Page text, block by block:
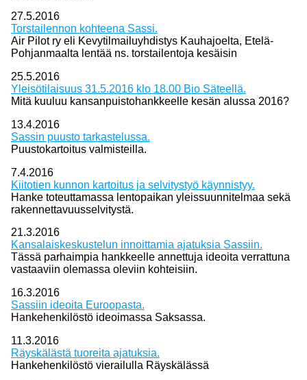
27.5.2016
Torstailennon kohteena Sassi.
Air Pilot ry eli Kevytilmailuyhdistys Kauhajoelta, Etelä-
Pohjanmaalta lentää ns. torstailentoja kesäisin
25.5.2016
Yleisötilaisuus 31.5.2016 klo 18.00 Bio Säteellä.
Mitä kuuluu kansanpuistohankkeelle kesän alussa 2016?
13.4.2016
Sassin puusto tarkastelussa.
Puustokartoitus valmisteilla.
7.4.2016
Kiitotien kunnon kartoitus ja selvitystyö käynnistyy.
Hanke toteuttamassa lentopaikan yleissuunnitelmaa sekä
rakennettavuusselvitystä.
21.3.2016
Kansalaiskeskustelun innoittamia ajatuksia Sassiin.
Tässä parhaimpia hankkeelle annettuja ideoita verrattuna
vastaaviin olemassa oleviin kohteisiin.
16.3.2016
Sassiin ideoita Euroopasta.
Hankehenkilöstö ideoimassa Saksassa.
11.3.2016
Räyskälästä tuoreita ajatuksia.
Hankehenkilöstö vierailulla Räyskälässä